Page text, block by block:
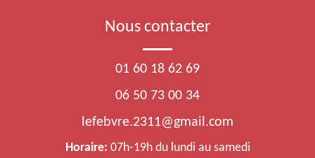
Nous contacter
01 60 18 62 69
06 50 73 00 34
lefebvre.2311@gmail.com
Horaire: 07h-19h du lundi au samedi